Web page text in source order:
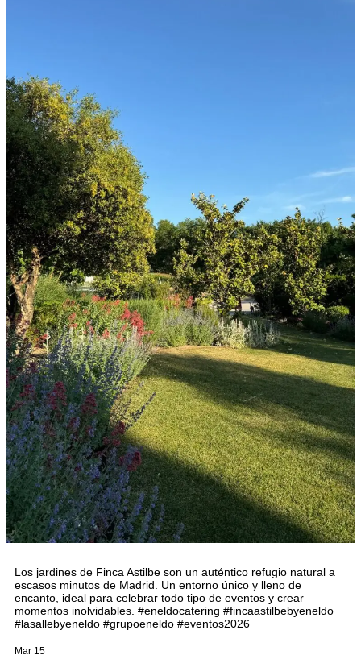
Los jardines de Finca Astilbe son un auténtico refugio natural a
escasos minutos de Madrid. Un entorno único y lleno de
encanto, ideal para celebrar todo tipo de eventos y crear
momentos inolvidables. #eneldocatering #fincaastilbebyeneldo
#lasallebyeneldo #grupoeneldo #eventos2026
Mar 15